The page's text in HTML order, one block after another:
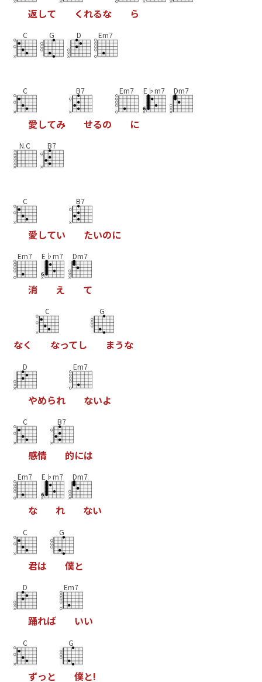
返して く れるな ら
C G D Em7
C
愛してみ
B7
せるの
Em7
に
E♭m7 Dm7
N.C B7
C
愛してい
B7
たいのに
Em7
消
E♭m7
え
Dm7
て
なく
C
なってし
G
まうな
D
やめられ
Em7
ないよ
C
感情
B7
的には
Em7
な
E♭m7
れ
Dm7
ない
C
君は
G
僕と
D
踊れば
Em7
いい
C
ずっ と
G
僕と!